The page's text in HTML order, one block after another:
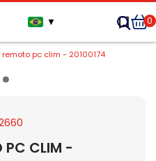
▼ 0
pc clim - 20100174
PC CLIM -